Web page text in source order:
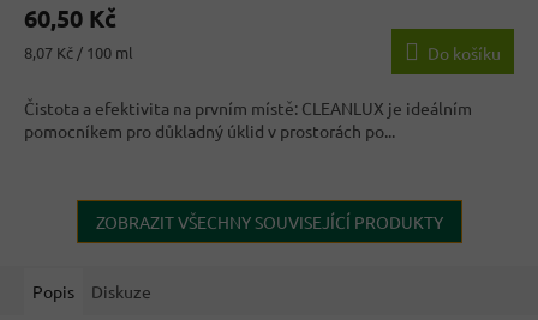
60,50 Kč
Měrná
8,07 Kč / 100 ml Do košíku
Čistota a efektivita na prvním místě: CLEANLUX je ideálním
pomocníkem pro důkladný úklid v prostorách po...
ZOBRAZIT VŠECHNY SOUVISEJÍCÍ PRODUKTY
Popis Diskuze